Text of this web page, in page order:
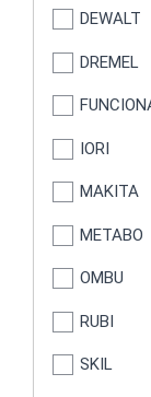
DEWALT
DREMEL
IORI
MAKITA
METABO
OMBU
RUBI
SKIL